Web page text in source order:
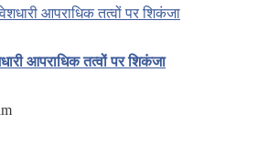
आपराधिक तत्वों पर शिकंजा